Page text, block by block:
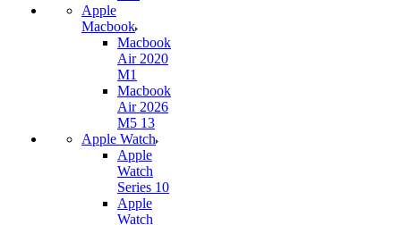
Apple
Macbook
Macbook
Air 2020
M1
Macbook
Air 2026
M5 13
Apple Watch
Apple
Watch
Series 10
Apple
Watch